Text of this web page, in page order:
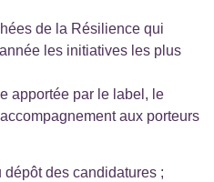
de la Résilience qui
les initiatives les plus
apportée par le label, le
aux porteurs
des candidatures ;